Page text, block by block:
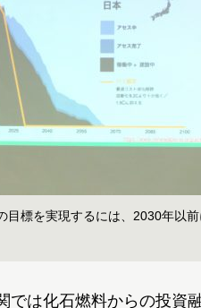
目標を実現するには、2030年以
は化石燃料からの投資